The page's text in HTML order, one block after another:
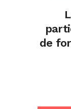
de